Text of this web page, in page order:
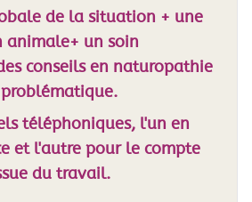
de la situation + une
animale+ un soin
conseils en naturopathie
téléphoniques, l'un en
et l'autre pour le compte
du travail.